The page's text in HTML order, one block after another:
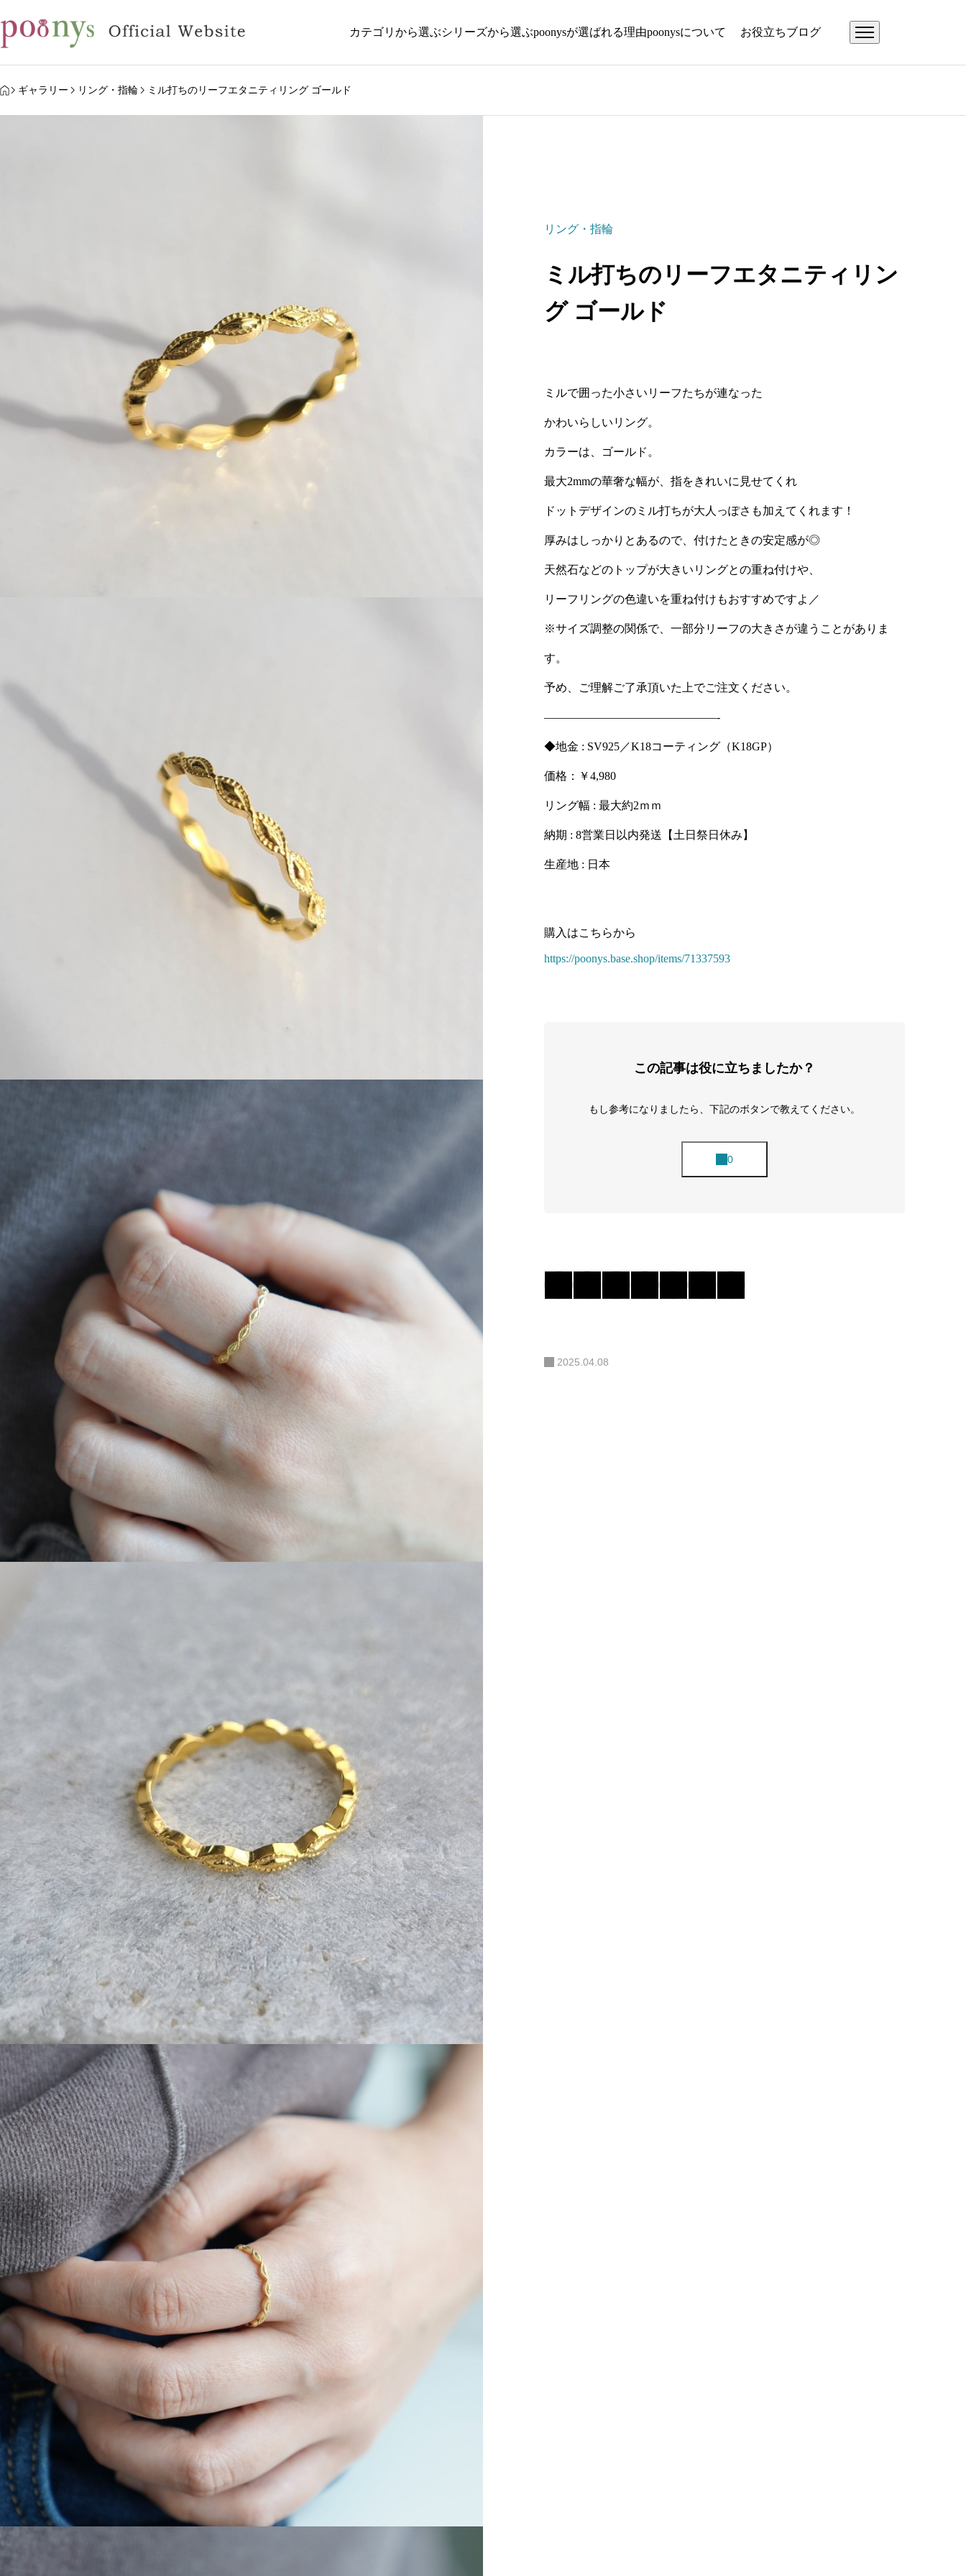
カテゴリから選ぶシリーズから選ぶpoonysが選ばれる理由poonysについて お役立ちブログ
HOME
ギャラリー リング・指輪 ミル打ちのリーフエタニティリング ゴールド
リング・指輪
ミル打ちのリーフエタニティリン
グ ゴールド
ミルで囲った小さいリーフたちが連なった
かわいらしいリング。
カラーは、ゴールド。
最大2mmの華奢な幅が、指をきれいに見せてくれ
ドットデザインのミル打ちが大人っぽさも加えてくれます！
厚みはしっかりとあるので、付けたときの安定感が◎
天然石などのトップが大きいリングとの重ね付けや、
リーフリングの色違いを重ね付けもおすすめですよ／
※サイズ調整の関係で、一部分リーフの大きさが違うことがありま
す。
予め、ご理解ご了承頂いた上でご注文ください。
———————————————-
◆地金 : SV925／K18コーティング（K18GP）
価格：￥4,980
リング幅 : 最大約2ｍｍ
納期 : 8営業日以内発送【土日祭日休み】
生産地 : 日本
購入はこちらから
https://poonys.base.shop/items/71337593
この記事は役に立ちましたか？
もし参考になりましたら、下記のボタンで教えてください。
2025.04.08